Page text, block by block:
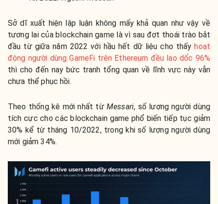
Sở dĩ xuất hiện lập luận không mấy khả quan như vậy về
tương lai của blockchain game là vì sau đợt thoái trào bắt
đầu từ giữa năm 2022 với hầu hết dữ liệu cho thấy hoạt
động người dùng GameFi trên Ethereum đều lao dốc 96%
thì cho đến nay bức tranh tổng quan về lĩnh vực này vẫn
chưa thể phục hồi.
Theo thống kê mới nhất từMessari, số lượng người dùng
tích cực cho các blockchain game phổ biến tiếp tục giảm
30% kể từ tháng 10/2022, trong khi số lượng người dùng
mới giảm 34%.